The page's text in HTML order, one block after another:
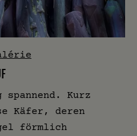
Kurz
Käfer, deren
förmlich